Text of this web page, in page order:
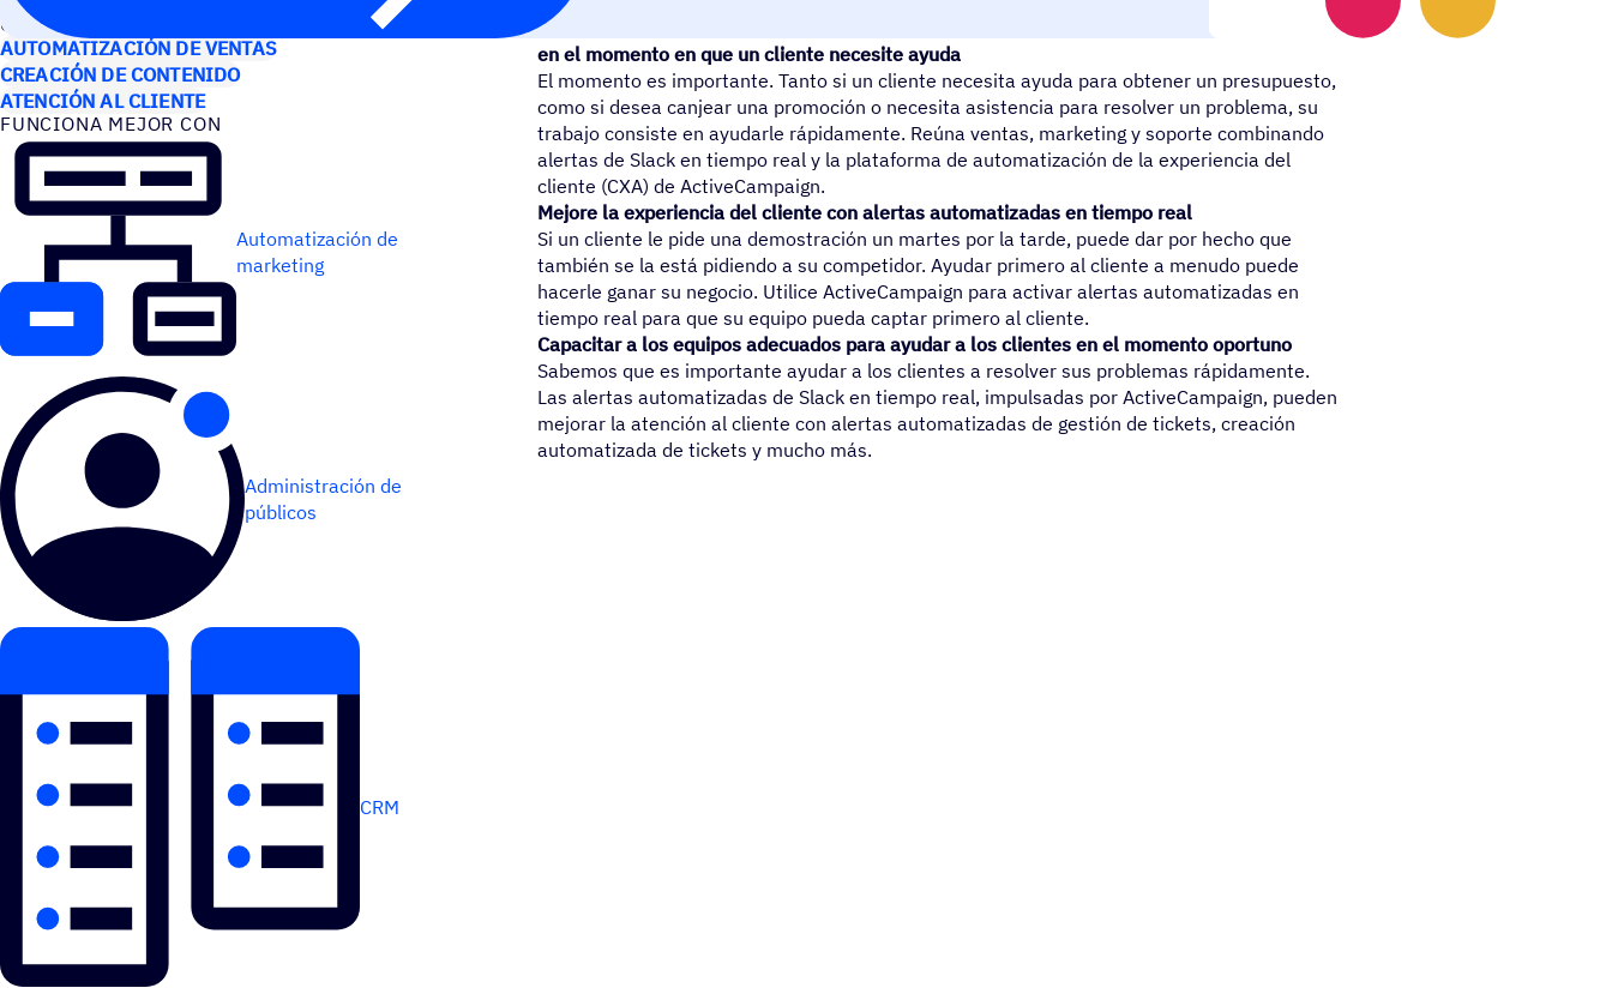
CASOS DE USO
AUTOMATIZACIÓN DE VENTAS
CREACIÓN DE CONTENIDO
ATENCIÓN AL CLIENTE
FUNCIONA MEJOR CON
Automatización de
marketing
Administración de
públicos
CRM
Proporcione a los equipos de ventas, marketing y asistencia alertas de Slack en tiempo real
en el momento en que un cliente necesite ayuda
El momento es importante. Tanto si un cliente necesita ayuda para obtener un presupuesto,
como si desea canjear una promoción o necesita asistencia para resolver un problema, su
trabajo consiste en ayudarle rápidamente. Reúna ventas, marketing y soporte combinando
alertas de Slack en tiempo real y la plataforma de automatización de la experiencia del
cliente (CXA) de ActiveCampaign.
Mejore la experiencia del cliente con alertas automatizadas en tiempo real
Si un cliente le pide una demostración un martes por la tarde, puede dar por hecho que
también se la está pidiendo a su competidor. Ayudar primero al cliente a menudo puede
hacerle ganar su negocio. Utilice ActiveCampaign para activar alertas automatizadas en
tiempo real para que su equipo pueda captar primero al cliente.
Capacitar a los equipos adecuados para ayudar a los clientes en el momento oportuno
Sabemos que es importante ayudar a los clientes a resolver sus problemas rápidamente.
Las alertas automatizadas de Slack en tiempo real, impulsadas por ActiveCampaign, pueden
mejorar la atención al cliente con alertas automatizadas de gestión de tickets, creación
automatizada de tickets y mucho más.